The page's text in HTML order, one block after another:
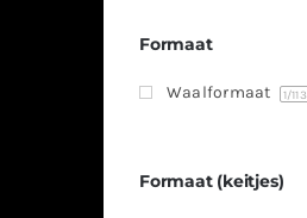
Formaat
Waalformaat 1/113
Formaat (keitjes)